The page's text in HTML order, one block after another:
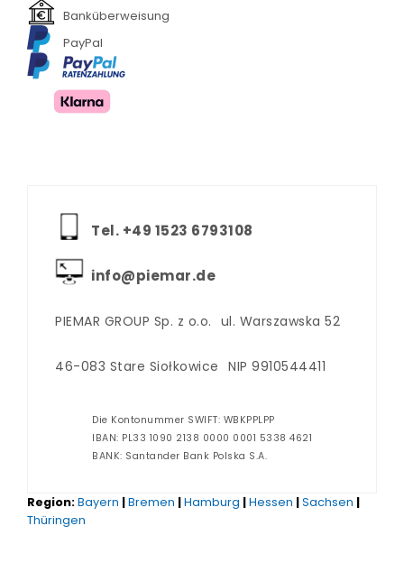
Banküberweisung
PayPal
Tel. +‪49 1523 6793108
info@piemar.de
PIEMAR GROUP Sp. z o.o. ul. Warszawska 52
46-083 Stare Siołkowice NIP 9910544411
Die Kontonummer SWIFT: WBKPPLPP
IBAN: PL33 1090 2138 0000 0001 5338 4621
BANK: Santander Bank Polska S.A.
Region:Bayern Bremen Hamburg Hessen Sachsen
Thüringen